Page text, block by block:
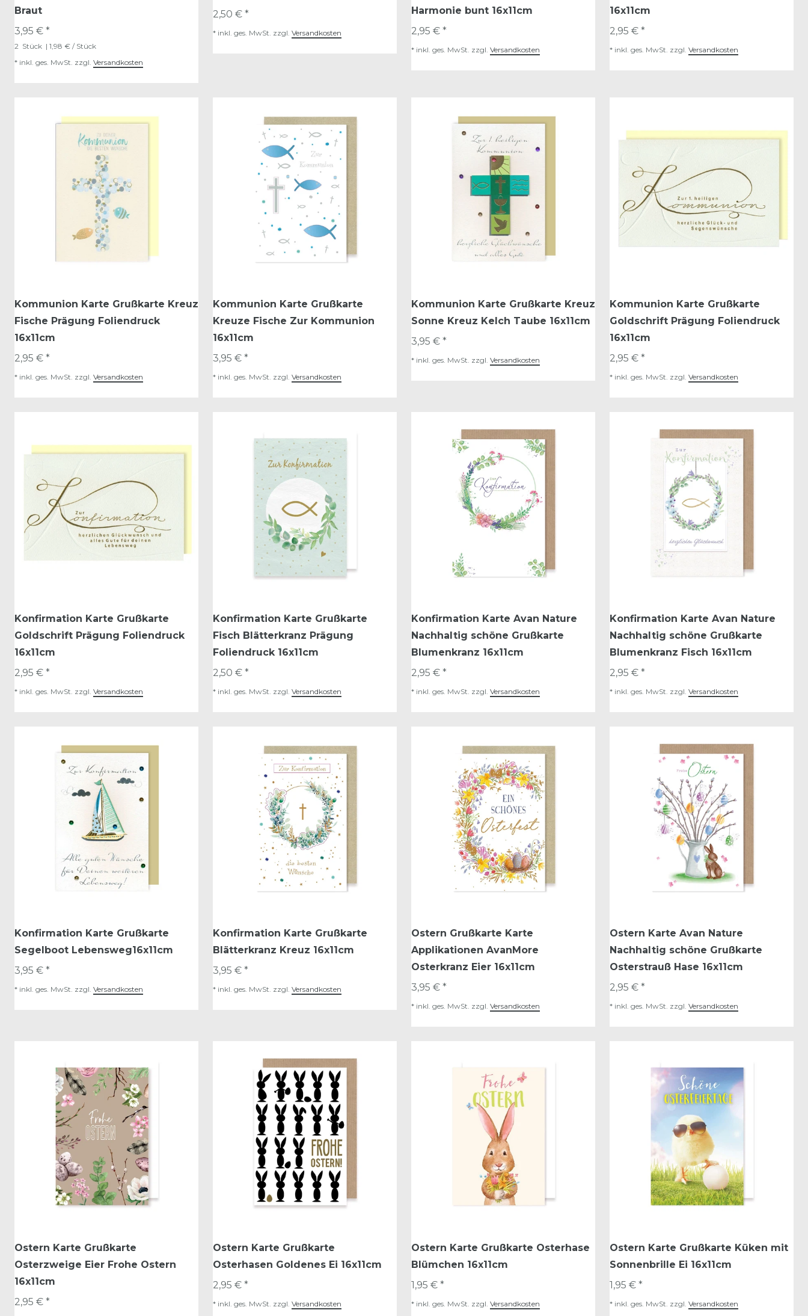
Braut
3,95 € *
2 Stück | 1,98 € / Stück
* inkl. ges. MwSt. zzgl. Versandkosten
2,50 € *
* inkl. ges. MwSt. zzgl. Versandkosten
Harmonie bunt 16x11cm
2,95 € *
* inkl. ges. MwSt. zzgl. Versandkosten
16x11cm
2,95 € *
* inkl. ges. MwSt. zzgl. Versandkosten
Kommunion Karte Grußkarte Kreuz
Fische Prägung Foliendruck
16x11cm
2,95 € *
* inkl. ges. MwSt. zzgl. Versandkosten
Kommunion Karte Grußkarte
Kreuze Fische Zur Kommunion
16x11cm
3,95 € *
* inkl. ges. MwSt. zzgl. Versandkosten
Kommunion Karte Grußkarte Kreuz
Sonne Kreuz Kelch Taube 16x11cm
3,95 € *
* inkl. ges. MwSt. zzgl. Versandkosten
Kommunion Karte Grußkarte
Goldschrift Prägung Foliendruck
16x11cm
2,95 € *
* inkl. ges. MwSt. zzgl. Versandkosten
Konfirmation Karte Grußkarte
Goldschrift Prägung Foliendruck
16x11cm
2,95 € *
* inkl. ges. MwSt. zzgl. Versandkosten
Konfirmation Karte Grußkarte
Fisch Blätterkranz Prägung
Foliendruck 16x11cm
2,50 € *
* inkl. ges. MwSt. zzgl. Versandkosten
Konfirmation Karte Avan Nature
Nachhaltig schöne Grußkarte
Blumenkranz 16x11cm
2,95 € *
* inkl. ges. MwSt. zzgl. Versandkosten
Konfirmation Karte Avan Nature
Nachhaltig schöne Grußkarte
Blumenkranz Fisch 16x11cm
2,95 € *
* inkl. ges. MwSt. zzgl. Versandkosten
Konfirmation Karte Grußkarte
Segelboot Lebensweg16x11cm
3,95 € *
* inkl. ges. MwSt. zzgl. Versandkosten
Konfirmation Karte Grußkarte
Blätterkranz Kreuz 16x11cm
3,95 € *
* inkl. ges. MwSt. zzgl. Versandkosten
Ostern Grußkarte Karte
Applikationen AvanMore
Osterkranz Eier 16x11cm
3,95 € *
* inkl. ges. MwSt. zzgl. Versandkosten
Ostern Karte Avan Nature
Nachhaltig schöne Grußkarte
Osterstrauß Hase 16x11cm
2,95 € *
* inkl. ges. MwSt. zzgl. Versandkosten
Ostern Karte Grußkarte
Osterzweige Eier Frohe Ostern
16x11cm
2,95 € *
Ostern Karte Grußkarte
Osterhasen Goldenes Ei 16x11cm
2,95 € *
* inkl. ges. MwSt. zzgl. Versandkosten
Ostern Karte Grußkarte Osterhase
Blümchen 16x11cm
1,95 € *
* inkl. ges. MwSt. zzgl. Versandkosten
Ostern Karte Grußkarte Küken mit
Sonnenbrille Ei 16x11cm
1,95 € *
* inkl. ges. MwSt. zzgl. Versandkosten